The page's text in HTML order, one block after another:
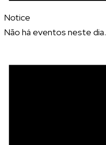
Notice
Não há eventos neste dia.